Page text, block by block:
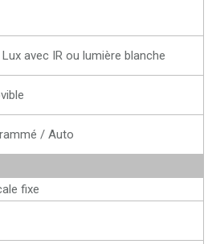
avec IR ou lumière blanche
/ Auto
fixe